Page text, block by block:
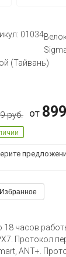
01034
(Тайвань)
руб. от
Избранное
18 часов
Протокол
ANT+.